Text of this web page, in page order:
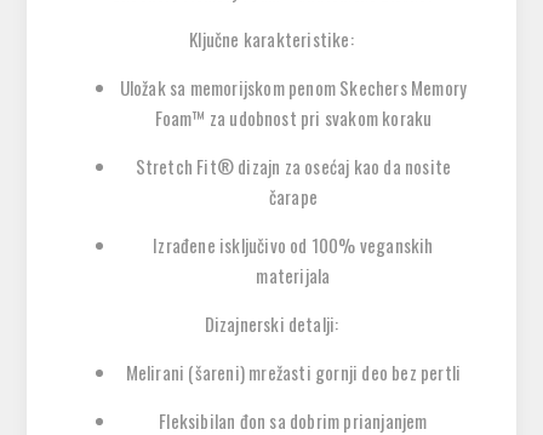
Ključne karakteristike:
Uložak sa memorijskom penom Skechers Memory
Foam™ za udobnost pri svakom koraku
Stretch Fit® dizajn za osećaj kao da nosite
čarape
Izrađene isključivo od 100% veganskih
materijala
Dizajnerski detalji:
Melirani (šareni) mrežasti gornji deo bez pertli
Fleksibilan đon sa dobrim prianjanjem